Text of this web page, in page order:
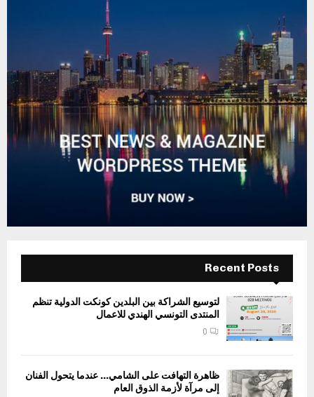
Recent Posts
لتوسيع الشراكة بين البلدين كونكت الدولية تنظم
المنتدى التونسي الهندي للاعمال
0
ظاهرة التهافت على الشامي… عندما يتحول الفنان
إلى مرآة لأزمة الذوق العام